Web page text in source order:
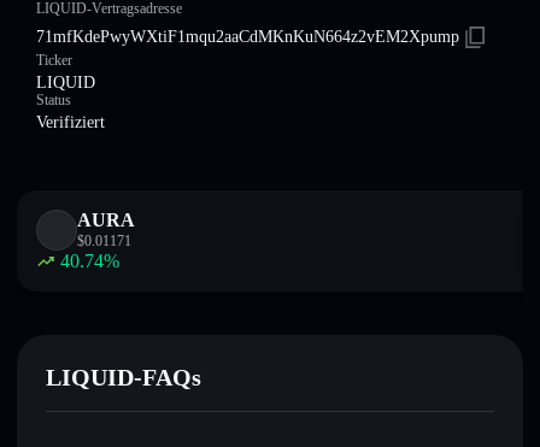
LIQUID-Vertragsadresse
71mfKdePwyWXtiF1mqu2aaCdMKnKuN664z2vEM2Xpump
Ticker
LIQUID
Status
Verifiziert
AURA
$0.01171
40.74%
LIQUID-FAQs